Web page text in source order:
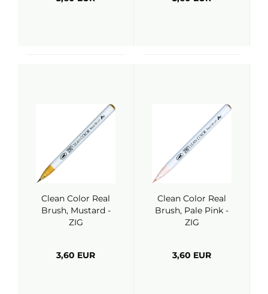
Clean Color Real
Brush, Mustard -
ZIG
3,60 EUR
Clean Color Real
Brush, Pale Pink -
ZIG
3,60 EUR